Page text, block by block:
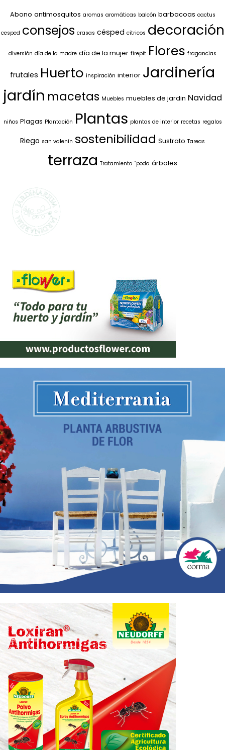
Abono antimosquitos aromas aromáticas balcón barbacoas cactus
cesped consejos crasas césped cítricos decoración
diversión día de la madre día de la mujer firepit Flores fragancias
frutales Huerto inspiración interior Jardinería
jardín macetas Muebles muebles de jardin Navidad
niños Plagas Plantación Plantas plantas de interior recetas regalos
Riego san valenín sostenibilidad Sustrato Tareas
terraza Tratamiento `poda árboles